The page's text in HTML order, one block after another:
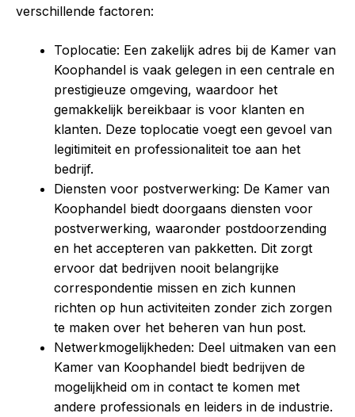
verschillende factoren:
Toplocatie: Een zakelijk adres bij de Kamer van
Koophandel is vaak gelegen in een centrale en
prestigieuze omgeving, waardoor het
gemakkelijk bereikbaar is voor klanten en
klanten. Deze toplocatie voegt een gevoel van
legitimiteit en professionaliteit toe aan het
bedrijf.
Diensten voor postverwerking: De Kamer van
Koophandel biedt doorgaans diensten voor
postverwerking, waaronder postdoorzending
en het accepteren van pakketten. Dit zorgt
ervoor dat bedrijven nooit belangrijke
correspondentie missen en zich kunnen
richten op hun activiteiten zonder zich zorgen
te maken over het beheren van hun post.
Netwerkmogelijkheden: Deel uitmaken van een
Kamer van Koophandel biedt bedrijven de
mogelijkheid om in contact te komen met
andere professionals en leiders in de industrie.